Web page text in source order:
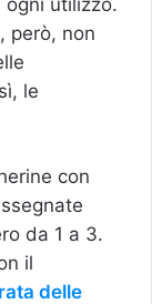
però, non
le
con
da 1 a 3.
il
delle